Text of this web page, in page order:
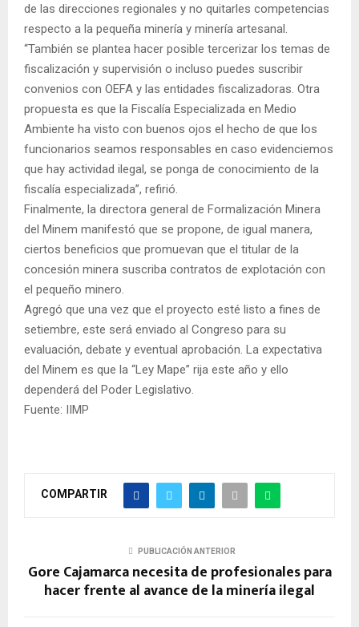
de las direcciones regionales y no quitarles competencias
respecto a la pequeña minería y minería artesanal.
“También se plantea hacer posible tercerizar los temas de
fiscalización y supervisión o incluso puedes suscribir
convenios con OEFA y las entidades fiscalizadoras. Otra
propuesta es que la Fiscalía Especializada en Medio
Ambiente ha visto con buenos ojos el hecho de que los
funcionarios seamos responsables en caso evidenciemos
que hay actividad ilegal, se ponga de conocimiento de la
fiscalía especializada”, refirió.
Finalmente, la directora general de Formalización Minera
del Minem manifestó que se propone, de igual manera,
ciertos beneficios que promuevan que el titular de la
concesión minera suscriba contratos de explotación con
el pequeño minero.
Agregó que una vez que el proyecto esté listo a fines de
setiembre, este será enviado al Congreso para su
evaluación, debate y eventual aprobación. La expectativa
del Minem es que la “Ley Mape” rija este año y ello
dependerá del Poder Legislativo.
Fuente: IIMP
COMPARTIR
PUBLICACIÓN ANTERIOR
Gore Cajamarca necesita de profesionales para
hacer frente al avance de la minería ilegal